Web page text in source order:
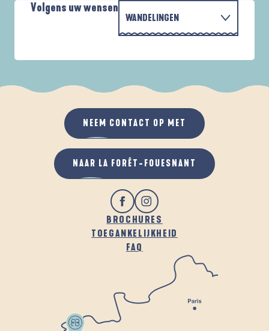
Volgens uw wensen
WANDELINGEN
ALS HET REGENT
IN DE FRISSE LUCHT
BROCHURES
TOEGANKELIJKHEID
FAQ
NEEM CONTACT OP MET
NAAR LA FORÊT-FOUESNANT